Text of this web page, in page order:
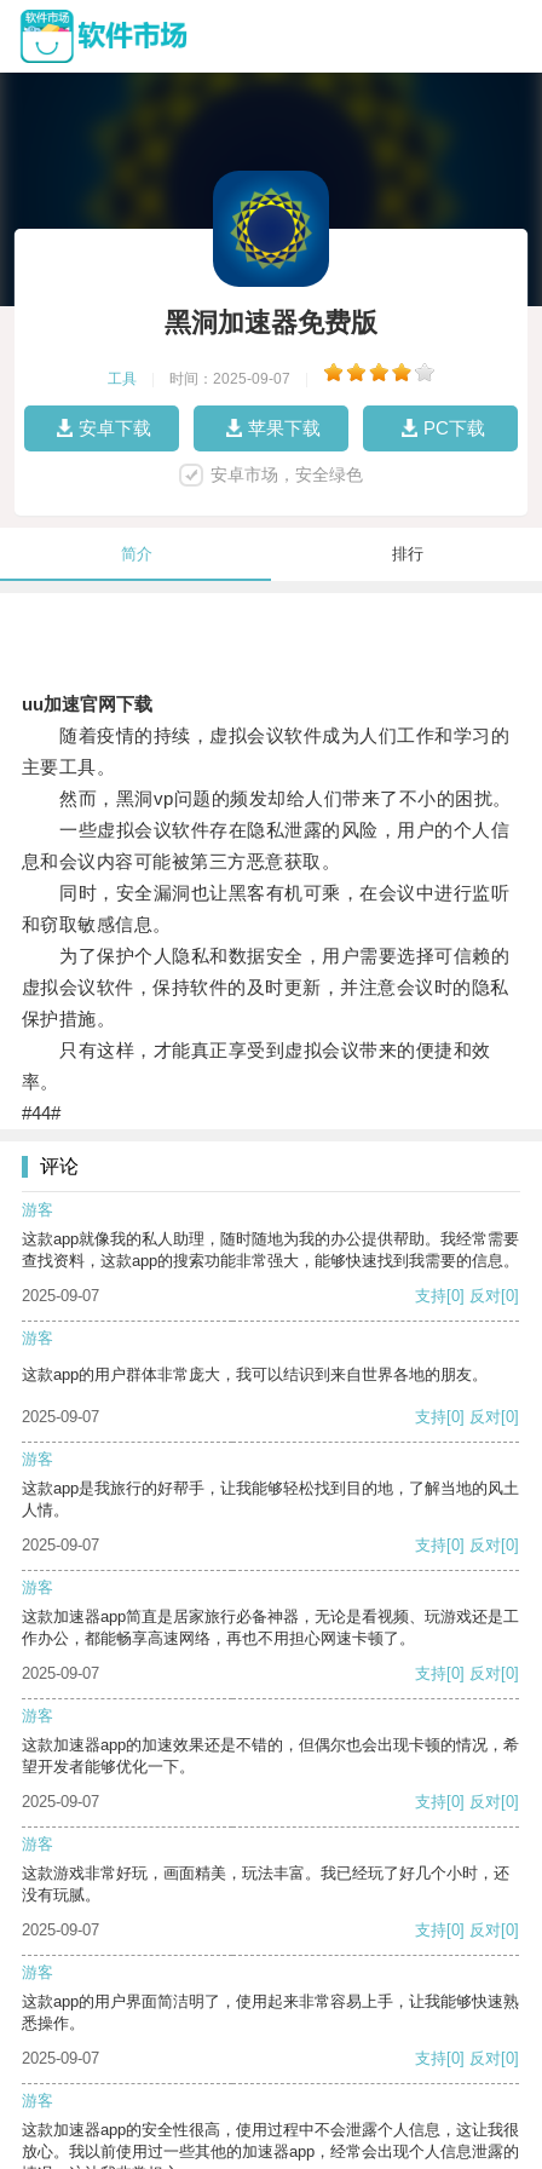
黑洞加速器免费版
工具 时间：2025-09-07
安卓下载 苹果下载 PC下载
安卓市场，安全绿色
简介 排行
uu加速官网下载
随着疫情的持续，虚拟会议软件成为人们工作和学习的
主要工具。
然而，黑洞vp问题的频发却给人们带来了不小的困扰。
一些虚拟会议软件存在隐私泄露的风险，用户的个人信
息和会议内容可能被第三方恶意获取。
同时，安全漏洞也让黑客有机可乘，在会议中进行监听
和窃取敏感信息。
为了保护个人隐私和数据安全，用户需要选择可信赖的
虚拟会议软件，保持软件的及时更新，并注意会议时的隐私
保护措施。
只有这样，才能真正享受到虚拟会议带来的便捷和效
率。
#44#
评论
游客
这款app就像我的私人助理，随时随地为我的办公提供帮助。我经常需要
查找资料，这款app的搜索功能非常强大，能够快速找到我需要的信息。
2025-09-07
支持[0] 反对[0]
游客
这款app的用户群体非常庞大，我可以结识到来自世界各地的朋友。
2025-09-07 支持[0] 反对[0]
游客
这款app是我旅行的好帮手，让我能够轻松找到目的地，了解当地的风土
人情。
2025-09-07
支持[0] 反对[0]
游客
这款加速器app简直是居家旅行必备神器，无论是看视频、玩游戏还是工
作办公，都能畅享高速网络，再也不用担心网速卡顿了。
2025-09-07
支持[0] 反对[0]
游客
这款加速器app的加速效果还是不错的，但偶尔也会出现卡顿的情况，希
望开发者能够优化一下。
2025-09-07
支持[0] 反对[0]
游客
这款游戏非常好玩，画面精美，玩法丰富。我已经玩了好几个小时，还
没有玩腻。
2025-09-07
支持[0] 反对[0]
游客
这款app的用户界面简洁明了，使用起来非常容易上手，让我能够快速熟
悉操作。
2025-09-07
支持[0] 反对[0]
游客
这款加速器app的安全性很高，使用过程中不会泄露个人信息，这让我很
放心。我以前使用过一些其他的加速器app，经常会出现个人信息泄露的